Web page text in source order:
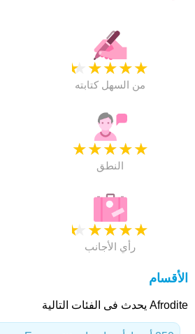
★
★
★
★
★
من السهل كتابته
★
★
★
★
★
النطق
★
★
★
★
★
رأي الأجانب
الأقسام
Afrodite يحدث فى الفئات التالية